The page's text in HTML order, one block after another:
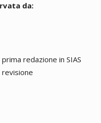
da:
redazione in SIAS